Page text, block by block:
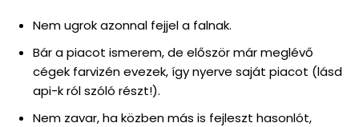
Nem ugrok azonnal fejjel a falnak.
Bár a piacot ismerem, de először már meglévő
cégek farvizén evezek, így nyerve saját piacot (lásd
api-k ról szóló részt!).
Nem zavar, ha közben más is fejleszt hasonlót,